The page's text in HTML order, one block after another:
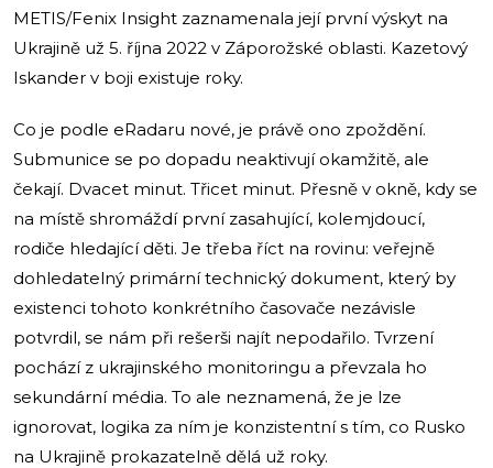
METIS/Fenix Insight zaznamenala její první výskyt na
Ukrajině už 5. října 2022 v Záporožské oblasti. Kazetový
Iskander v boji existuje roky.
Co je podle eRadaru nové, je právě ono zpoždění.
Submunice se po dopadu neaktivují okamžitě, ale
čekají. Dvacet minut. Třicet minut. Přesně v okně, kdy se
na místě shromáždí první zasahující, kolemjdoucí,
rodiče hledající děti. Je třeba říct na rovinu: veřejně
dohledatelný primární technický dokument, který by
existenci tohoto konkrétního časovače nezávisle
potvrdil, se nám při rešerši najít nepodařilo. Tvrzení
pochází z ukrajinského monitoringu a převzala ho
sekundární média. To ale neznamená, že je lze
ignorovat, logika za ním je konzistentní s tím, co Rusko
na Ukrajině prokazatelně dělá už roky.